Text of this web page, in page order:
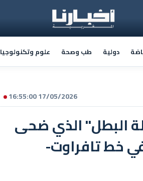
دولية طب وصحة علوم وتكنولوجيا
17/05/2026 16:55:00
البطل" الذي ضحى
خط تافراوت-